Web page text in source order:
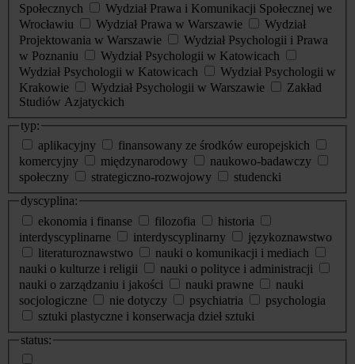
Społecznych
Wydział Prawa i Komunikacji Społecznej we
Wrocławiu
Wydział Prawa w Warszawie
Wydział
Projektowania w Warszawie
Wydział Psychologii i Prawa
w Poznaniu
Wydział Psychologii w Katowicach
Wydział Psychologii w Katowicach
Wydział Psychologii w
Krakowie
Wydział Psychologii w Warszawie
Zakład
Studiów Azjatyckich
typ:
aplikacyjny
finansowany ze środków europejskich
komercyjny
międzynarodowy
naukowo-badawczy
społeczny
strategiczno-rozwojowy
studencki
dyscyplina:
ekonomia i finanse
filozofia
historia
interdyscyplinarne
interdyscyplinarny
językoznawstwo
literaturoznawstwo
nauki o komunikacji i mediach
nauki o kulturze i religii
nauki o polityce i administracji
nauki o zarządzaniu i jakości
nauki prawne
nauki
socjologiczne
nie dotyczy psychiatria
psychologia
sztuki plastyczne i konserwacja dzieł sztuki
status: